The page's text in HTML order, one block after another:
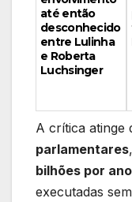
até então
desconhecido
entre Lulinha
e Roberta
Luchsinger
A crítica atinge
parlamentares
bilhões por ano
executadas